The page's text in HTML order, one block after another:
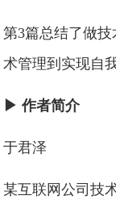
第3篇总结了做
术管理到实现自
▶ 作者简介
于君泽
某互联网公司技